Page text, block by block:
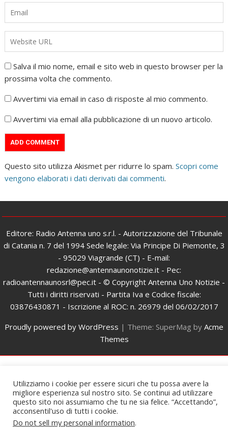
Salva il mio nome, email e sito web in questo browser per la
prossima volta che commento.
Avvertimi via email in caso di risposte al mio commento.
Avvertimi via email alla pubblicazione di un nuovo articolo.
Questo sito utilizza Akismet per ridurre lo spam.Scopri come
vengono elaborati i dati derivati dai commenti.
Editore: Radio Antenna uno s.r.l. - Autorizzazione del Tribunale
di Catania n. 7 del 1994 Sede legale: Via Principe Di Piemonte, 3
- 95029 Viagrande (CT) - E-mail:
redazione@antennaunonotizie.it - Pec:
radioantennaunosrl@pec.it - © Copyright Antenna Uno Notizie -
Tutti i diritti riservati - Partita Iva e Codice fiscale:
03876430871 - Iscrizione al ROC: n. 26979 del 06/02/2017
Proudly powered by WordPress | Theme: SuperMag by Acme
Themes
Utilizziamo i cookie per essere sicuri che tu possa avere la
migliore esperienza sul nostro sito. Se continui ad utilizzare
questo sito noi assumiamo che tu ne sia felice. “Accettando”,
acconsentil'uso di tutti i cookie.
Do not sell my personal information.